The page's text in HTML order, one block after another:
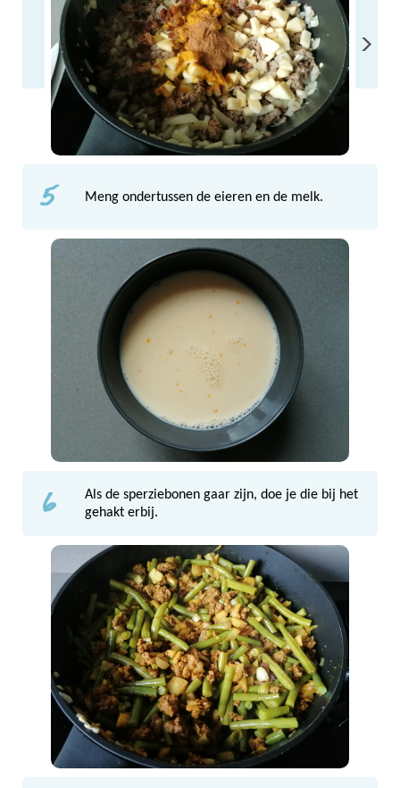
5 Meng ondertussen de eieren en de melk.
6
Als de sperziebonen gaar zijn, doe je die bij het
gehakt erbij.